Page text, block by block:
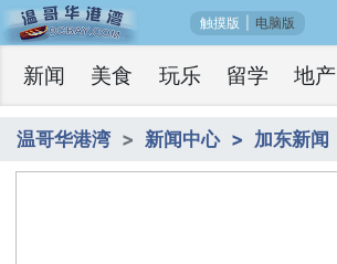
触摸版 电脑版
新闻 美食 玩乐 留学 地产
温哥华港湾 新闻中心 加东新闻